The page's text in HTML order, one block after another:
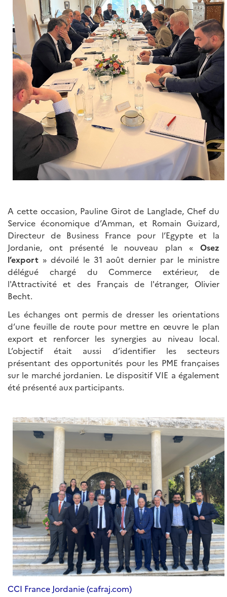
A cette occasion, Pauline Girot de Langlade, Chef du
Service économique d’Amman, et Romain Guizard,
Directeur de Business France pour l’Egypte et la
Jordanie, ont présenté le nouveau plan « Osez
l’export » dévoilé le 31 août dernier par le ministre
délégué chargé du Commerce extérieur, de
l'Attractivité et des Français de l'étranger, Olivier
Becht.
Les échanges ont permis de dresser les orientations
d’une feuille de route pour mettre en œuvre le plan
export et renforcer les synergies au niveau local.
L’objectif était aussi d’identifier les secteurs
présentant des opportunités pour les PME françaises
sur le marché jordanien. Le dispositif VIE a également
été présenté aux participants.
CCI France Jordanie (cafraj.com)